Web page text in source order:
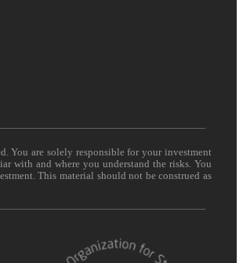
You are solely responsible for your investment
with and where you understand the risks. You
This material should not be construed as